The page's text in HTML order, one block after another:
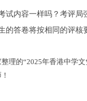
内容一样吗？考评局
的答卷将按相同的评核
理的“2025年香港中学